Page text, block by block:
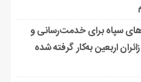
سپاه برای خدمت‌رسانی و
اربعین به‌کار گرفته شده